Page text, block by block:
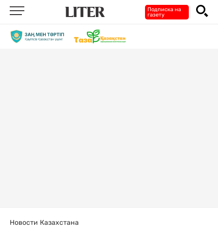
Подписка на
газету
Новости Казахстана